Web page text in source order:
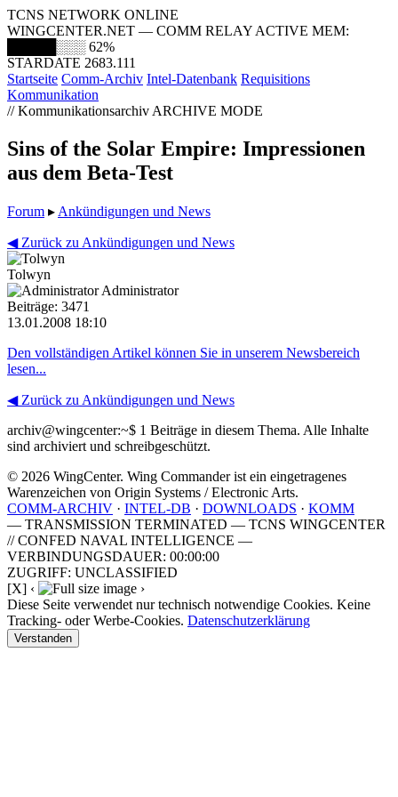
TCNS NETWORK ONLINE
WINGCENTER.NET — COMM RELAY ACTIVE MEM:
█████░░░ 62%
STARDATE 2683.111
Startseite Comm-Archiv Intel-Datenbank Requisitions
Kommunikation
// Kommunikationsarchiv ARCHIVE MODE
Sins of the Solar Empire: Impressionen
aus dem Beta-Test
Forum ▸ Ankündigungen und News
◀ Zurück zu Ankündigungen und News
Tolwyn
Administrator
Beiträge: 3471
13.01.2008 18:10
Den vollständigen Artikel können Sie in unserem Newsbereich
lesen...
◀ Zurück zu Ankündigungen und News
archiv@wingcenter:~$ 1 Beiträge in diesem Thema. Alle Inhalte
sind archiviert und schreibgeschützt.
© 2026 WingCenter. Wing Commander ist ein eingetragenes
Warenzeichen von Origin Systems / Electronic Arts.
COMM-ARCHIV · INTEL-DB · DOWNLOADS · KOMM
— TRANSMISSION TERMINATED — TCNS WINGCENTER
// CONFED NAVAL INTELLIGENCE —
VERBINDUNGSDAUER: 00:00:00
ZUGRIFF: UNCLASSIFIED
[X] ‹
›
Diese Seite verwendet nur technisch notwendige Cookies. Keine
Tracking- oder Werbe-Cookies. Datenschutzerklärung
Verstanden